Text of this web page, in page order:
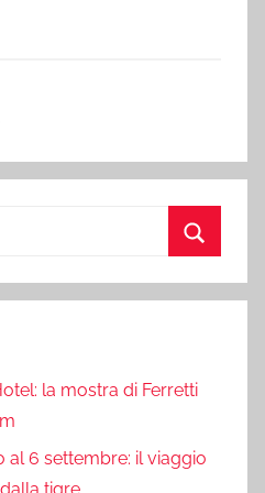
la mostra di Ferretti
al 6 settembre: il viaggio